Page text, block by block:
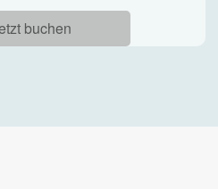
buchen